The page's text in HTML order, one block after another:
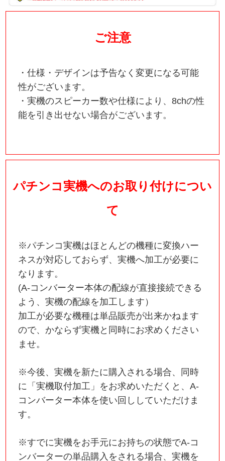
ご注意
・仕様・デザインは予告なく変更になる可能
性がございます。
・実機のスピーカー数や仕様により、8chの性
能を引き出せない場合がございます。
パチンコ実機へのお取り付けについ
て
※パチンコ実機はほとんどの機種に変換ハー
ネスが対応しておらず、実機へ加工が必要に
なります。
(A-コンバーター本体の配線が直接接続できる
よう、実機の配線を加工します）
加工が必要な機種は単品販売が出来かねます
ので、かならず実機と同時にお求めください
ませ。
※今後、実機を新たに購入される場合、同時
に「実機取付加工」をお求めいただくと、A-
コンバーター本体を使い回ししていただけま
す。
※すでに実機をお手元にお持ちの状態でA-コ
ンバーターの単品購入をされる場合、実機を